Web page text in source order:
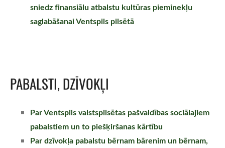
sniedz finansiālu atbalstu kultūras pieminekļu
saglabāšanai Ventspils pilsētā
PABALSTI, DZĪVOKĻI
Par Ventspils valstspilsētas pašvaldības sociālajiem
pabalstiem un to piešķiršanas kārtību
Par dzīvokļa pabalstu bērnam bārenim un bērnam,